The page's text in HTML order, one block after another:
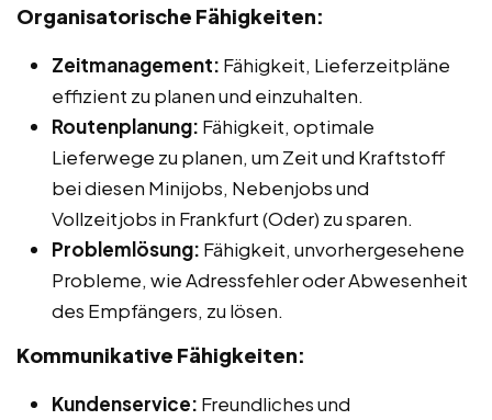
Organisatorische Fähigkeiten:
Zeitmanagement: Fähigkeit, Lieferzeitpläne
effizient zu planen und einzuhalten.
Routenplanung: Fähigkeit, optimale
Lieferwege zu planen, um Zeit und Kraftstoff
bei diesen Minijobs, Nebenjobs und
Vollzeitjobs in Frankfurt (Oder) zu sparen.
Problemlösung: Fähigkeit, unvorhergesehene
Probleme, wie Adressfehler oder Abwesenheit
des Empfängers, zu lösen.
Kommunikative Fähigkeiten:
Kundenservice: Freundliches und